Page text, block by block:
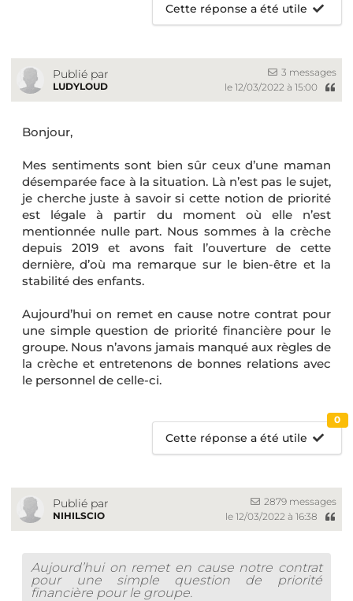
Cette réponse a été utile
Publié par
LUDYLOUD
3 messages
le 12/03/2022 à 15:00
Bonjour,
Mes sentiments sont bien sûr ceux d’une maman
désemparée face à la situation. Là n’est pas le sujet,
je cherche juste à savoir si cette notion de priorité
est légale à partir du moment où elle n’est
mentionnée nulle part. Nous sommes à la crèche
depuis 2019 et avons fait l’ouverture de cette
dernière, d’où ma remarque sur le bien-être et la
stabilité des enfants.
Aujourd’hui on remet en cause notre contrat pour
une simple question de priorité financière pour le
groupe. Nous n’avons jamais manqué aux règles de
la crèche et entretenons de bonnes relations avec
le personnel de celle-ci.
Cette réponse a été utile
0
Publié par
NIHILSCIO
2879 messages
le 12/03/2022 à 16:38
Aujourd’hui on remet en cause notre contrat
pour une simple question de priorité
financière pour le groupe.